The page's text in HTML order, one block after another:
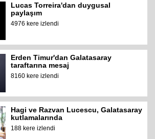
Lucas Torreira'dan duygusal
paylaşım
4976 kere izlendi
Erden Timur'dan Galatasaray
taraftarına mesaj
8160 kere izlendi
Hagi ve Razvan Lucescu, Galatasaray
kutlamalarında
188 kere izlendi